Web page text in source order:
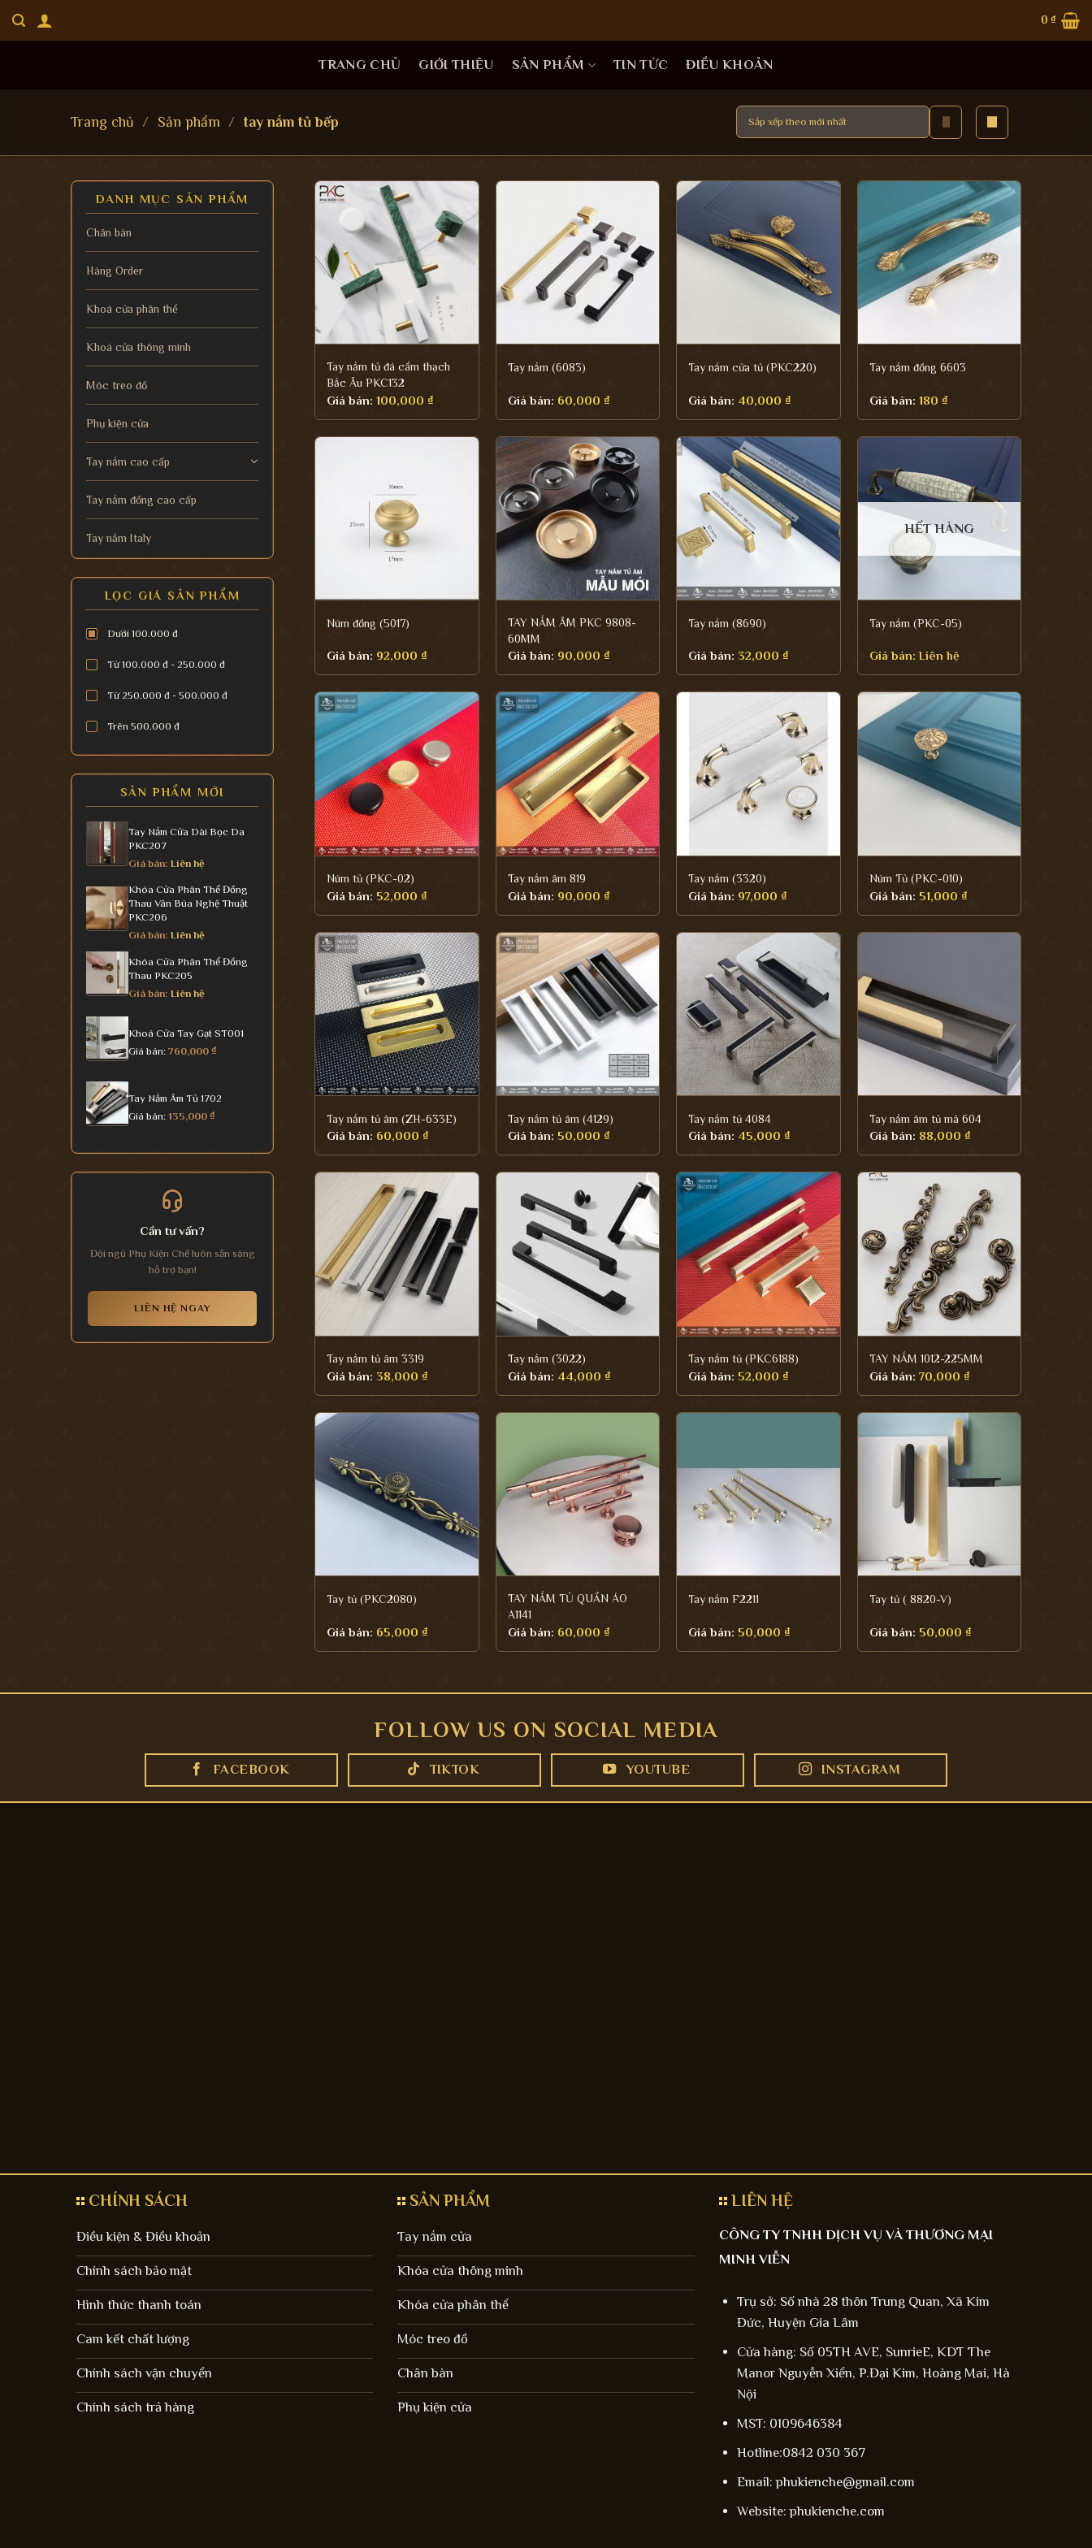
qua
0₫
TRANG CHỦ GIỚI THIỆU SẢN PHẨM TIN TỨC ĐIỀU KHOẢN
Trang chủ / Sản phẩm / tay nắm tủ bếp
DANH MỤC SẢN PHẨM
Chân bàn
Hàng Order
Khoá cửa phân thể
Khoá cửa thông minh
Móc treo đồ
Phụ kiện cửa
Tay nắm cao cấp
Tay nắm đồng cao cấp
Tay nắm Italy
LỌC GIÁ SẢN PHẨM
Dưới 100.000 đ
Từ 100.000 đ - 250.000 đ
Từ 250.000 đ - 500.000 đ
Trên 500.000 đ
SẢN PHẨM MỚI
Tay Nắm Cửa Dài Bọc Da
PKC207
Giá bán: Liên hệ
Khóa Cửa Phân Thể Đồng
Thau Vân Búa Nghệ Thuật
PKC206
Giá bán: Liên hệ
Khóa Cửa Phân Thể Đồng
Thau PKC205
Giá bán: Liên hệ
Khoá Cửa Tay Gạt ST001
Giá bán: 760,000 ₫
Tay Nắm Âm Tủ 1702
Giá bán: 135,000 ₫
Cần tư vấn?
Đội ngũ Phụ Kiện Chế luôn sẵn sàng
hỗ trợ bạn!
LIÊN HỆ NGAY
Tay nắm tủ đá cẩm thạch
Bắc Âu PKC132
Giá bán: 100,000 ₫
Tay nắm (6083)
Giá bán: 60,000 ₫
Tay nắm cửa tủ (PKC220)
Giá bán: 40,000 ₫
Tay nắm đồng 6603
Giá bán: 180 ₫
Núm đồng (5017)
Giá bán: 92,000 ₫
TAY NẮM ÂM PKC 9808-
60MM
Giá bán: 90,000 ₫
Tay nắm (8690)
Giá bán: 32,000 ₫
HẾT HÀNG
Tay nắm (PKC-05)
Giá bán:Liên hệ
Núm tủ (PKC-02)
Giá bán: 52,000 ₫
Tay nắm âm 819
Giá bán: 90,000 ₫
Tay nắm (3320)
Giá bán: 97,000 ₫
Núm Tủ (PKC-010)
Giá bán: 51,000 ₫
Tay nắm tủ âm (ZH-633E)
Giá bán: 60,000 ₫
Tay nắm tủ âm (4129)
Giá bán: 50,000 ₫
Tay nắm tủ 4084
Giá bán: 45,000 ₫
Tay nắm âm tủ mã 604
Giá bán: 88,000 ₫
Tay nắm tủ âm 3319
Giá bán: 38,000 ₫
Tay nắm (3022)
Giá bán: 44,000 ₫
Tay nắm tủ (PKC6188)
Giá bán: 52,000 ₫
TAY NẮM 1012-225MM
Giá bán: 70,000 ₫
Tay tủ (PKC2080)
Giá bán: 65,000 ₫
TAY NẮM TỦ QUẦN ÁO
A1141
Giá bán: 60,000 ₫
Tay nắm F2211
Giá bán: 50,000 ₫
Tay tủ ( 8820-V)
Giá bán: 50,000 ₫
FOLLOW US ON SOCIAL MEDIA
FACEBOOK TIKTOK YOUTUBE INSTAGRAM
CHÍNH SÁCH
Điều kiện & Điều khoản
Chính sách bảo mật
Hình thức thanh toán
Cam kết chất lượng
Chính sách vận chuyển
Chính sách trả hàng
SẢN PHẨM
Tay nắm cửa
Khóa cửa thông minh
Khóa cửa phân thể
Móc treo đồ
Chân bàn
Phụ kiện cửa
LIÊN HỆ
CÔNG TY TNHH DỊCH VỤ VÀ THƯƠNG MẠI
MINH VIỄN
Trụ sở: Số nhà 28 thôn Trung Quan, Xã Kim
Đức, Huyện Gia Lâm
Cửa hàng: Số 05TH AVE, SunrieE, KDT The
Manor Nguyễn Xiển, P.Đại Kim, Hoàng Mai, Hà
Nội
MST: 0109646384
Hotline:0842 030 367
Email: phukienche@gmail.com
Website: phukienche.com